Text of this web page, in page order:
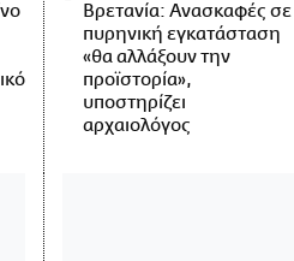
Βρετανία: Ανασκαφές σε
πυρηνική εγκατάσταση
«θα αλλάξουν την
προϊστορία»,
υποστηρίζει
αρχαιολόγος